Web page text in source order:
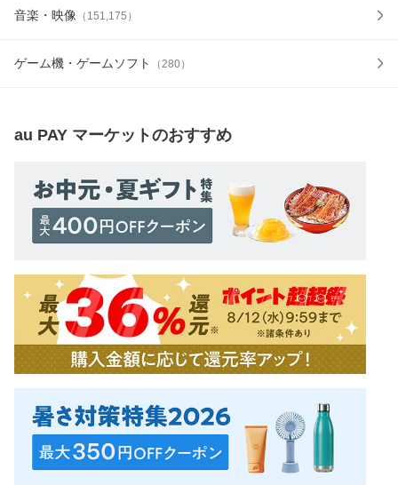
音楽・映像 （ 151,175 ）
ゲーム機・ゲームソフト （280）
au PAY マーケットのおすすめ